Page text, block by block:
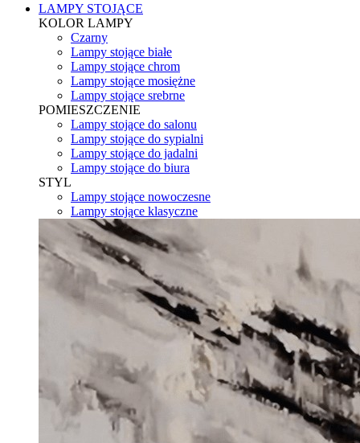
LAMPY STOJĄCE
KOLOR LAMPY
Czarny
Lampy stojące białe
Lampy stojące chrom
Lampy stojące mosiężne
Lampy stojące srebrne
POMIESZCZENIE
Lampy stojące do salonu
Lampy stojące do sypialni
Lampy stojące do jadalni
Lampy stojące do biura
STYL
Lampy stojące nowoczesne
Lampy stojące klasyczne